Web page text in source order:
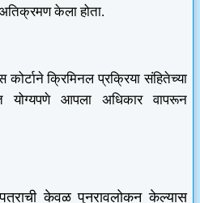
अतिक्रमण केला होता.
क्रिमिनल प्रक्रिया संहितेच्या
आपला अधिकार वापरून
केवळ पुनरावलोकन केल्यास